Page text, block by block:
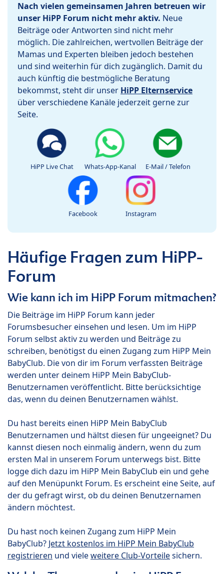
Nach vielen gemeinsamen Jahren betreuen wir
unser HiPP Forum nicht mehr aktiv. Neue
Beiträge oder Antworten sind nicht mehr
möglich. Die zahlreichen, wertvollen Beiträge der
Mamas und Experten bleiben jedoch bestehen
und sind weiterhin für dich zugänglich. Damit du
auch künftig die bestmögliche Beratung
bekommst, steht dir unser HiPP Elternservice
über verschiedene Kanäle jederzeit gerne zur
Seite.
HiPP Live Chat Whats-App-Kanal E-Mail / Telefon
Facebook Instagram
Häufige Fragen zum HiPP-
Forum
Wie kann ich im HiPP Forum mitmachen?
Die Beiträge im HiPP Forum kann jeder
Forumsbesucher einsehen und lesen. Um im HiPP
Forum selbst aktiv zu werden und Beiträge zu
schreiben, benötigst du einen Zugang zum HiPP Mein
BabyClub. Die von dir im Forum verfassten Beiträge
werden unter deinem HiPP Mein BabyClub-
Benutzernamen veröffentlicht. Bitte berücksichtige
das, wenn du deinen Benutzernamen wählst.
Du hast bereits einen HiPP Mein BabyClub
Benutzernamen und hältst diesen für ungeeignet? Du
kannst diesen noch einmalig ändern, wenn du zum
ersten Mal in unserem Forum unterwegs bist. Bitte
logge dich dazu im HiPP Mein BabyClub ein und gehe
auf den Menüpunkt Forum. Es erscheint eine Seite, auf
der du gefragt wirst, ob du deinen Benutzernamen
ändern möchtest.
Du hast noch keinen Zugang zum HiPP Mein
BabyClub? Jetzt kostenlos im HiPP Mein BabyClub
registrieren und vieleweitere Club-Vorteilesichern.